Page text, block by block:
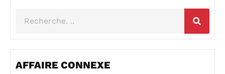
AFFAIRE CONNEXE